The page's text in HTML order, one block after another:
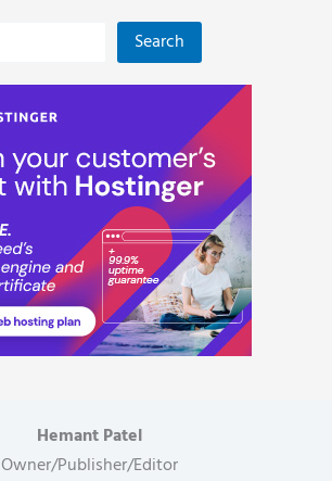
Search
Hemant Patel
Owner/Publisher/Editor